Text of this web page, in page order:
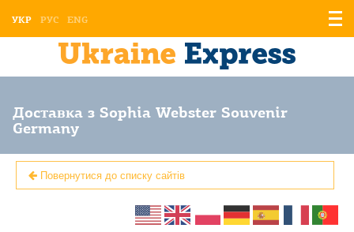
УКР РУС ENG
Доставка з Sophia Webster Souvenir
Germany
Повернутися до списку сайтів